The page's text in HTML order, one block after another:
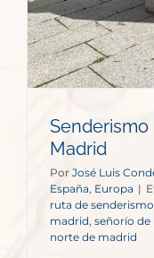
Senderismo
Madrid
Por José Luis
España Europa |
ruta de senderismo
madrid señorío
norte de madrid